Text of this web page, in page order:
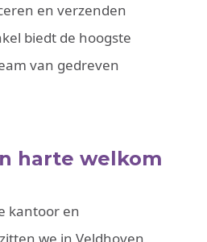
en verzenden
biedt de hoogste
van gedreven
harte welkom
kantoor en